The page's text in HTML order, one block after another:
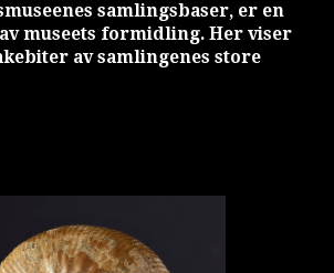
samlingsbaser, er en
museets formidling. Her viser
av samlingenes store